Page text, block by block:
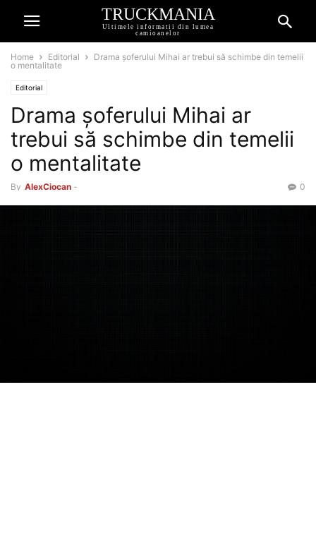
TRUCKMANIA
Ultimele informatii din lumea
camioanelor
Home Editorial
Drama șoferului Mihai ar trebui să schimbe din temelii
o mentalitate
Editorial
Drama șoferului Mihai ar
trebui să schimbe din temelii
o mentalitate
By AlexCiocan - 0